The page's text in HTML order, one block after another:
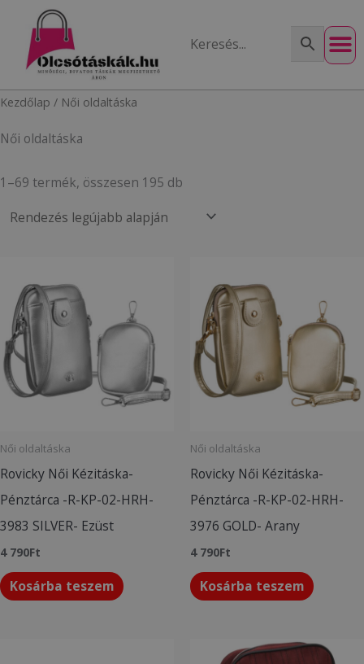
content
Kezdőlap / Női oldaltáska
Női oldaltáska
1–69 termék, összesen 195 db
Sorted
Női oldaltáska
Rovicky Női Kézitáska-
Pénztárca -R-KP-02-HRH-
3983 SILVER- Ezüst
4 790Ft
Kosárba teszem
Női oldaltáska
Rovicky Női Kézitáska-
Pénztárca -R-KP-02-HRH-
3976 GOLD- Arany
4 790Ft
Kosárba teszem